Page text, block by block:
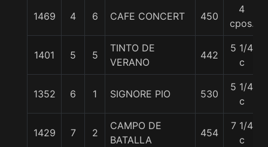
1469 4 6 CAFE CONCERT 450
4
cpos.
1401 5 5
TINTO DE
VERANO
442
5 1/4
c
1352 6 1 SIGNORE PIO 530
5 1/4
c
1429 7 2
CAMPO DE
BATALLA
454
7 1/4
c